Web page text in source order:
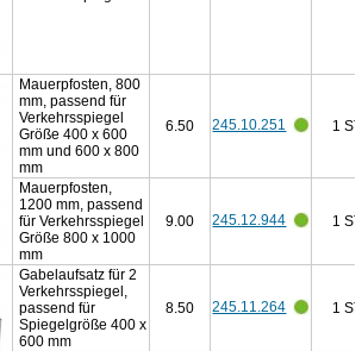
Mauerpfosten, 800
mm, passend für
Verkehrsspiegel
Größe 400 x 600
mm und 600 x 800
mm
6.50 245.10.251 1 ST
Mauerpfosten,
1200 mm, passend
für Verkehrsspiegel
Größe 800 x 1000
mm
9.00 245.12.944 1 ST
Gabelaufsatz für 2
Verkehrsspiegel,
passend für
Spiegelgröße 400 x
600 mm
8.50 245.11.264 1 ST